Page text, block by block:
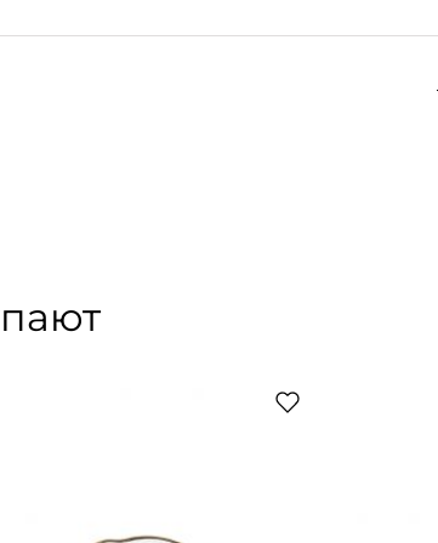
просим проверить вашу покупку при
— только так мы сможем гарантировать вам